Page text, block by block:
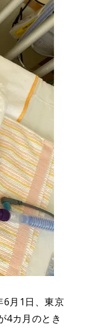
6月1日、東京
4カ月のとき